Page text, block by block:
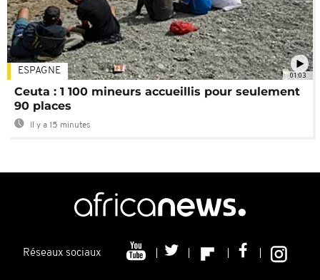
01:03
ESPAGNE
Ceuta : 1 100 mineurs accueillis pour seulement
90 places
Il y a 15 minutes
Réseaux sociaux